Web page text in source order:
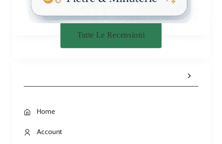
Tutte Le Recensioni
Home
Account